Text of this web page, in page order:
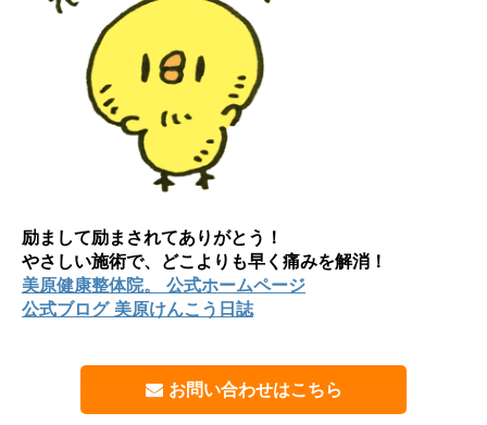
励まして励まされてありがとう！
やさしい施術で、どこよりも早く痛みを解消！
美原健康整体院。 公式ホームページ
公式ブログ 美原けんこう日誌
お問い合わせはこちら